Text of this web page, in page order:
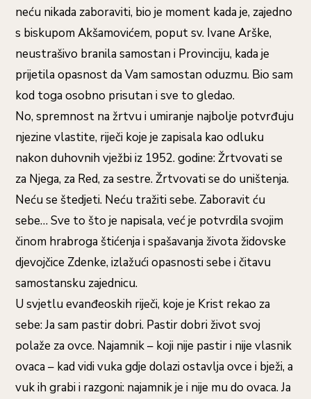
neću nikada zaboraviti, bio je moment kada je, zajedno
s biskupom Akšamovićem, poput sv. Ivane Arške,
neustrašivo branila samostan i Provinciju, kada je
prijetila opasnost da Vam samostan oduzmu. Bio sam
kod toga osobno prisutan i sve to gledao.
No, spremnost na žrtvu i umiranje najbolje potvrđuju
njezine vlastite, riječi koje je zapisala kao odluku
nakon duhovnih vježbi iz 1952. godine: Žrtvovati se
za Njega, za Red, za sestre. Žrtvovati se do uništenja.
Neću se štedjeti. Neću tražiti sebe. Zaboravit ću
sebe… Sve to što je napisala, već je potvrdila svojim
činom hrabroga štićenja i spašavanja života židovske
djevojčice Zdenke, izlažući opasnosti sebe i čitavu
samostansku zajednicu.
U svjetlu evanđeoskih riječi, koje je Krist rekao za
sebe: Ja sam pastir dobri. Pastir dobri život svoj
polaže za ovce. Najamnik – koji nije pastir i nije vlasnik
ovaca – kad vidi vuka gdje dolazi ostavlja ovce i bježi, a
vuk ih grabi i razgoni: najamnik je i nije mu do ovaca. Ja